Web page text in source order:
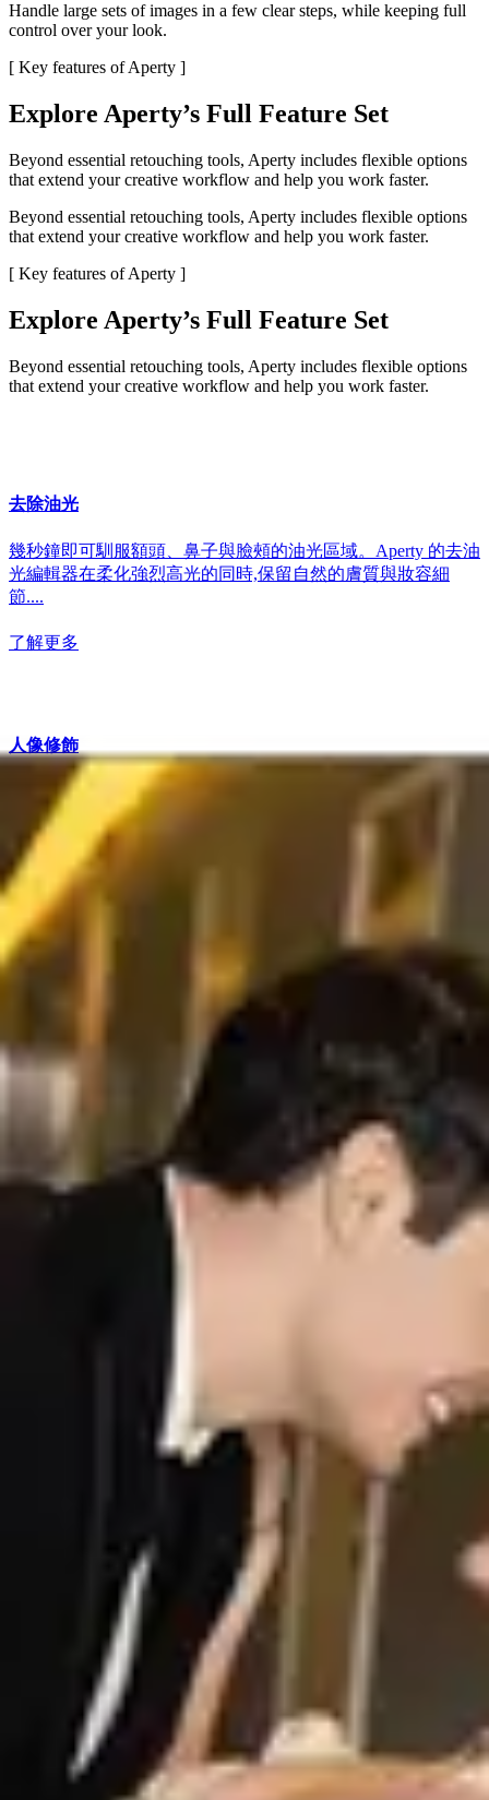
Handle large sets of images in a few clear steps, while keeping full
control over your look.
[ Key features of Aperty ]
Explore Aperty’s Full Feature Set
Beyond essential retouching tools, Aperty includes flexible options
that extend your creative workflow and help you work faster.
Beyond essential retouching tools, Aperty includes flexible options
that extend your creative workflow and help you work faster.
[ Key features of Aperty ]
Explore Aperty’s Full Feature Set
Beyond essential retouching tools, Aperty includes flexible options
that extend your creative workflow and help you work faster.
去除油光
幾秒鐘即可馴服額頭、鼻子與臉頰的油光區域。Aperty 的去油
光編輯器在柔化強烈高光的同時,保留自然的膚質與妝容細
節....
了解更多
人像修飾
Aperty 透過智能自動化與完整的創作掌控,帶來快速自然的人
像編輯。幾分鐘內修飾膚質、強化細節並優化光線....
了解更多
家庭攝影
以溫柔自然的方式編輯家庭照。Aperty 幫您優化膚質、表情與
細節,讓每張照片都溫馨真實、值得珍藏....
了解更多
臉部編輯器
幾分鐘內柔化肌膚、校正不均勻的膚色並精修臉部細節。
找回你的夜晚。發展你的事業。
加入數千家使用 Aperty 自動化工作流程的企業。
常見問題